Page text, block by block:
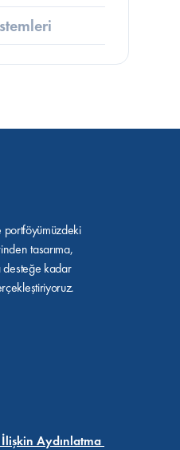
portföyümüzdeki
tasarıma,
desteğe kadar
Aydınlatma